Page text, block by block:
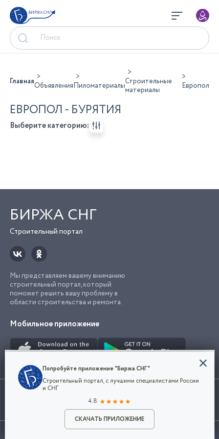
БИРЖА СНГ
Разместить объявление
ГлавнаяОбъявленияПиломатериалыСтроительные
материалы
Европол
ЕВРОПОЛ - БУРЯТИЯ
Выберите категорию:
БИРЖА СНГ
Строительный портал
Мы представляем вашему вниманию
строительный портал, который
поможет решить вашу проблему в
области строительства и ремонта.
Мобильное приложение
Использование сайта, в том числе подача объявлений, означает
марки представленные на сайте являются собственностью их
©2026Биржа СНГ
Конфиденциальность
Мы используем файлы cookie, чтобы сделать
наш сайт удобным для каждого
Политикой конфиденциальности компании
и принимаете условия использования cookie.
Попробуйте приложение "Биржа СНГ"
Строительный портал, с лучшими специалистами России
и СНГ
4.8
СКАЧАТЬ ПРИЛОЖЕНИЕ